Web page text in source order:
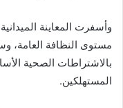
وأسفرت المعاينة
مستوى النظافة العامة،
بالاشتراطات الصحية
المستهلكين.